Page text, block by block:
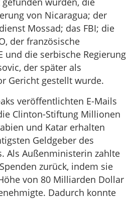
von Nicaragua; der
Mossad; das FBI; die
der französische
und die serbische Regierung
der später als
Gericht gestellt wurde.
veröffentlichten E-Mails
Clinton-Stiftung Millionen
und Katar erhalten
Geldgeber des
Als Außenministerin zahlte
zurück, indem sie
von 80 Milliarden Dollar
Dadurch konnte